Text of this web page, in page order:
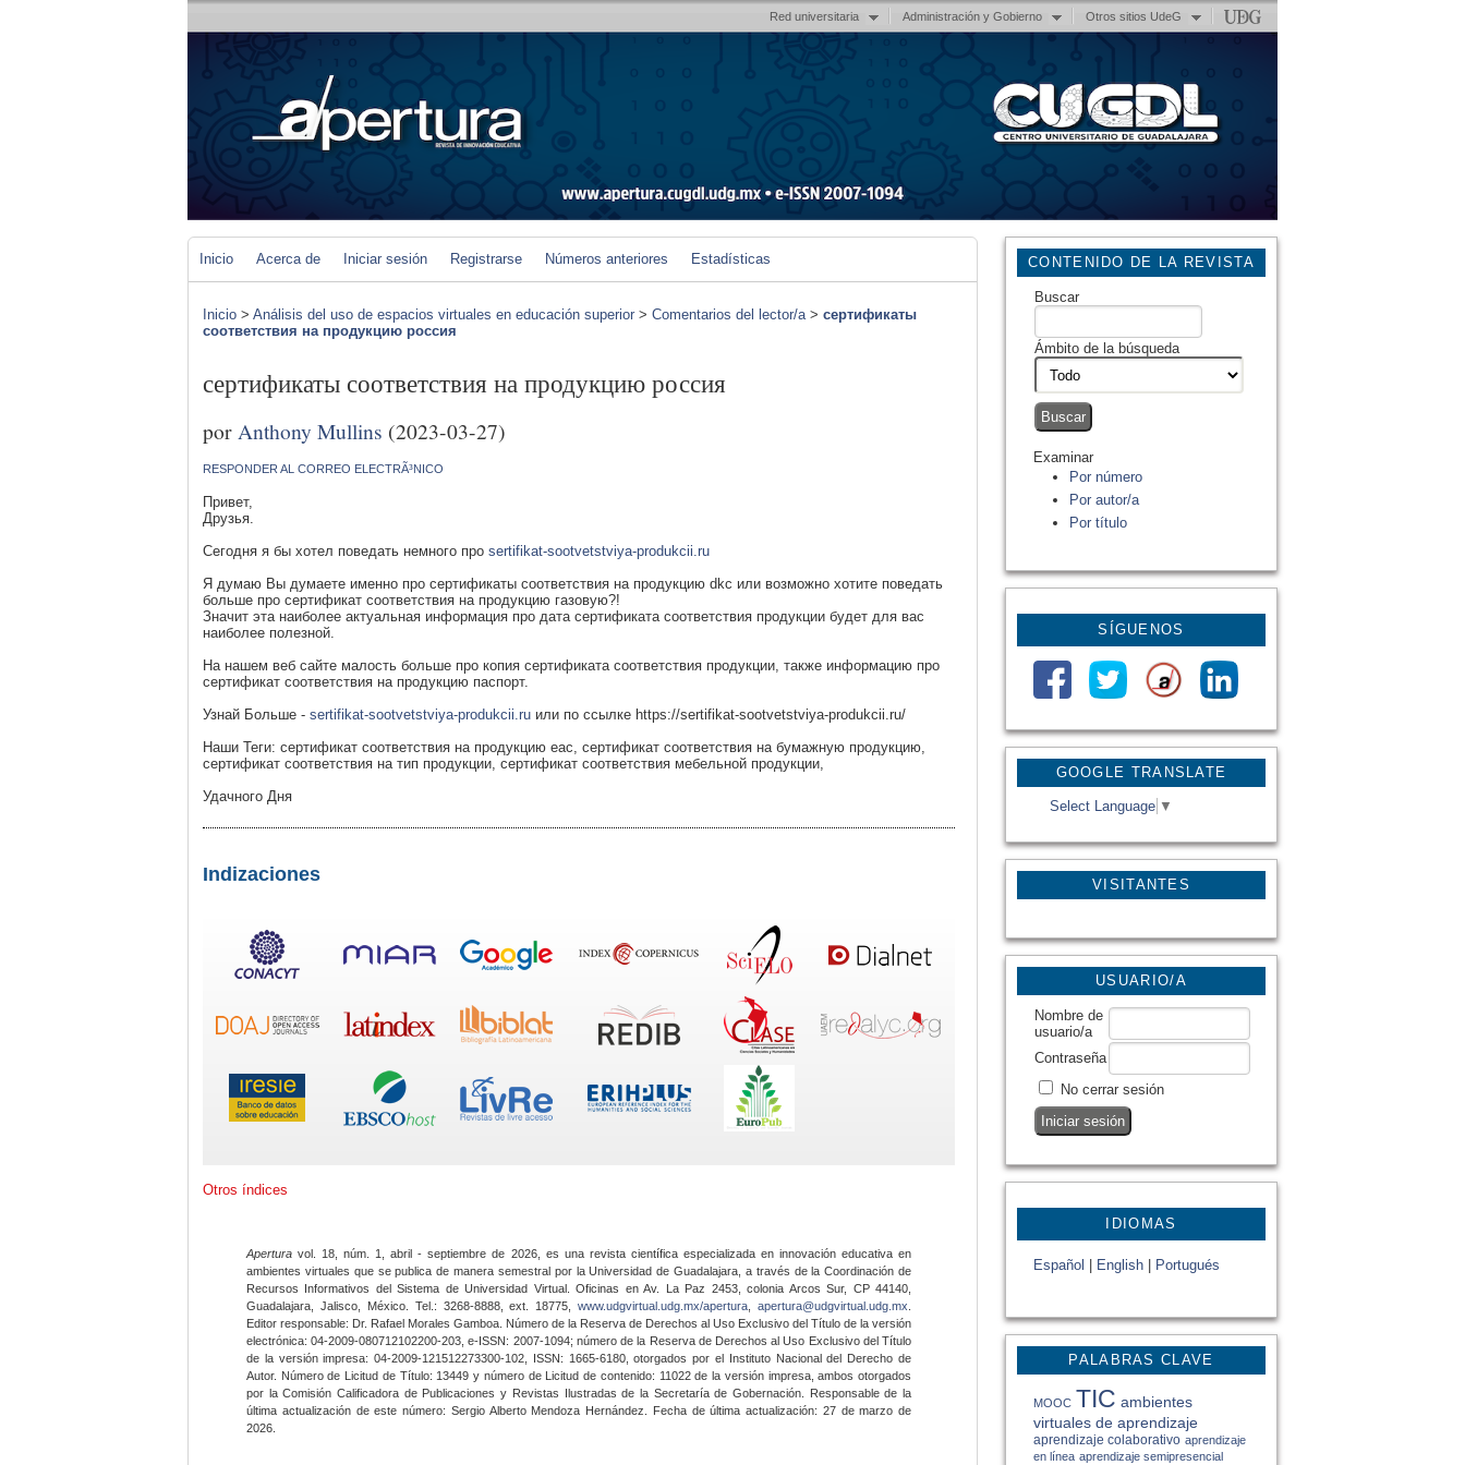
Red universitaria Administración y Gobierno Otros sitios UdeG
GOOGLE TRANSLATE
Select Language ▼
VISITANTES
CONTENIDO DE LA REVISTA
Buscar
Ámbito de la búsqueda
Examinar
Por número
Por autor/a
Por título
SÍGUENOS
USUARIO/A
Nombre de
usuario/a
Contraseña
No cerrar sesión
IDIOMAS
Español English Portugués
PALABRAS CLAVE
MOOC TIC ambientes
virtuales de aprendizaje
aprendizaje colaborativo aprendizaje
en línea aprendizaje semipresencial
Inicio Acerca de Iniciar sesión Registrarse Números anteriores Estadísticas
Inicio > Análisis del uso de espacios virtuales en educación superior > Comentarios del lector/a> сертификаты
соответствия на продукцию россия
сертификаты соответствия на продукцию россия
por Anthony Mullins (2023-03-27)
RESPONDER AL CORREO ELECTRÃ³NICO
Привет,
Друзья.
Сегодня я бы хотел поведать немного про sertifikat-sootvetstviya-produkcii.ru
Я думаю Вы думаете именно про сертификаты соответствия на продукцию dkc или возможно хотите поведать
больше про сертификат соответствия на продукцию газовую?!
Значит эта наиболее актуальная информация про дата сертификата соответствия продукции будет для вас
наиболее полезной.
На нашем веб сайте малость больше про копия сертификата соответствия продукции, также информацию про
сертификат соответствия на продукцию паспорт.
Узнай Больше - sertifikat-sootvetstviya-produkcii.ru или по ссылке https://sertifikat-sootvetstviya-produkcii.ru/
Наши Теги: сертификат соответствия на продукцию еас, сертификат соответствия на бумажную продукцию,
сертификат соответствия на тип продукции, сертификат соответствия мебельной продукции,
Удачного Дня
Indizaciones
Otros índices
Apertura vol. 18, núm. 1, abril - septiembre de 2026, es una revista científica especializada en innovación educativa en
ambientes virtuales que se publica de manera semestral por la Universidad de Guadalajara, a través de la Coordinación de
Recursos Informativos del Sistema de Universidad Virtual. Oficinas en Av. La Paz 2453, colonia Arcos Sur, CP 44140,
Guadalajara, Jalisco, México. Tel.: 3268-8888, ext. 18775,www.udgvirtual.udg.mx/apertura apertura@udgvirtual.udg.mx
Editor responsable: Dr. Rafael Morales Gamboa. Número de la Reserva de Derechos al Uso Exclusivo del Título de la versión
electrónica: 04-2009-080712102200-203, e-ISSN: 2007-1094; número de la Reserva de Derechos al Uso Exclusivo del Título
de la versión impresa: 04-2009-121512273300-102, ISSN: 1665-6180, otorgados por el Instituto Nacional del Derecho de
Autor. Número de Licitud de Título: 13449 y número de Licitud de contenido: 11022 de la versión impresa, ambos otorgados
por la Comisión Calificadora de Publicaciones y Revistas Ilustradas de la Secretaría de Gobernación. Responsable de la
última actualización de este número: Sergio Alberto Mendoza Hernández. Fecha de última actualización: 27 de marzo de
2026.